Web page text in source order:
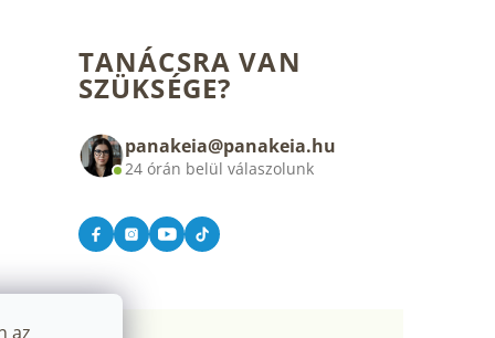
az
TANÁCSRA VAN
SZÜKSÉGE?
panakeia@panakeia.hu
24 órán belül válaszolunk